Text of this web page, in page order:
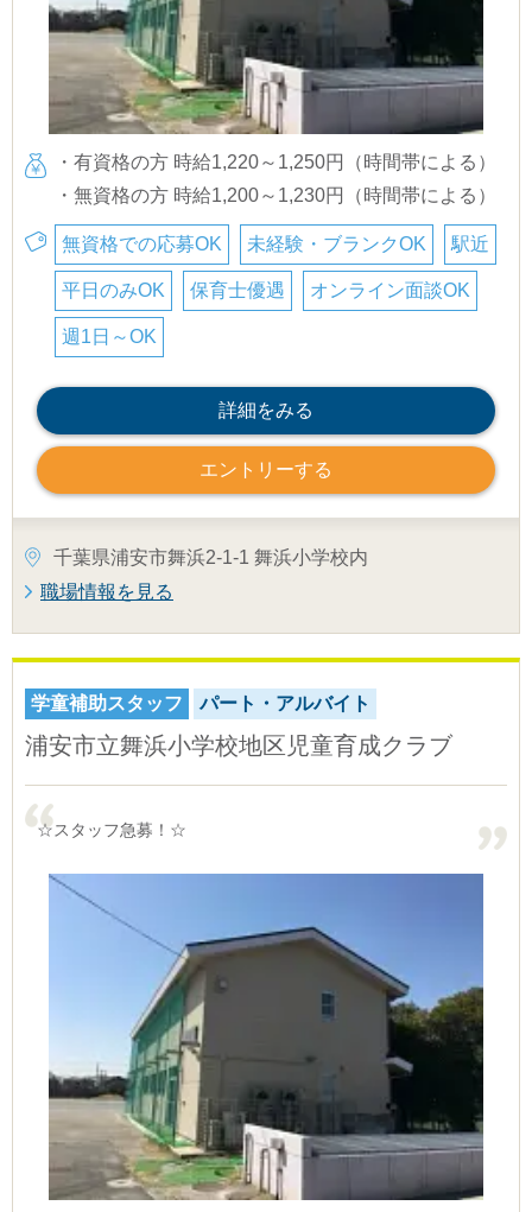
・有資格の方 時給1,220～1,250円（時間帯による）
・無資格の方 時給1,200～1,230円（時間帯による）
無資格での応募OK 未経験・ブランクOK 駅近
平日のみOK 保育士優遇 オンライン面談OK
週1日～OK
詳細をみる
エントリーする
千葉県浦安市舞浜2-1-1 舞浜小学校内
職場情報を見る
学童補助スタッフ パート・アルバイト
浦安市立舞浜小学校地区児童育成クラブ
☆スタッフ急募！☆